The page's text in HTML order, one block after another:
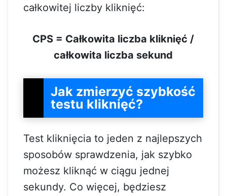
całkowitej liczby kliknięć:
CPS = Całkowita liczba kliknięć /
całkowita liczba sekund
Jak zmierzyć szybkość
testu kliknięć?
Test kliknięcia to jeden z najlepszych
sposobów sprawdzenia, jak szybko
możesz kliknąć w ciągu jednej
sekundy. Co więcej, będziesz